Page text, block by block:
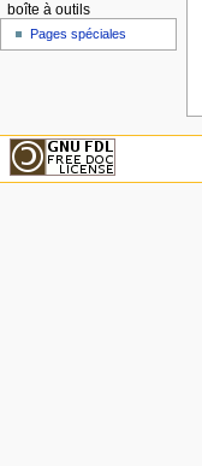
boîte à outils
Pages spéciales